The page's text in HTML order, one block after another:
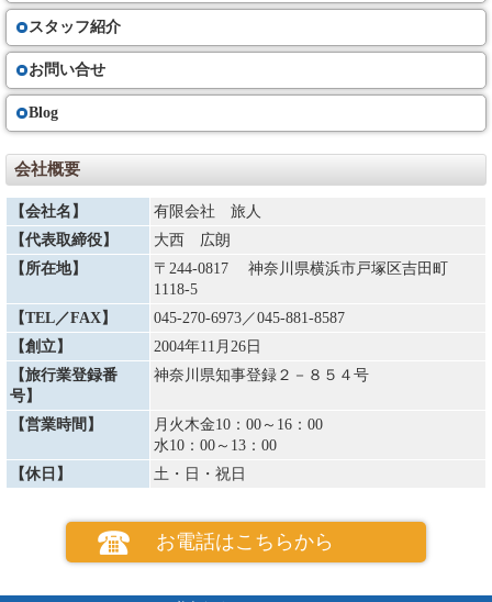
お客様の交替
（７）お客さまは、当社の承諾を得て、契約上の地位を第三者に譲り渡す
ことができます。場合によっては、所定の手数料を頂く事がございます。
旅行契約内容・代金の変更
の中止、官公署の命令、当初の運行計画によらない運送サービスの提供そ
の他の当社の関与できない事由が生じた場合、契約内容を変更することが
あります。またその変更に伴い旅行代金を変更することがあります。著し
い経済情勢の変動により通常予想される程度を大幅に超えて利用する運送
機関の運賃・料金の改定があった場合は、旅行代金を変更することがあり
ます。増額の場合は旅行開始日の前日から起算してさかのぼって１５日目
にあたる日より前にお知らせします。
②複数人数で宿泊施設等を利用する場合、申し込んだお客様の一方が契約
を解除したために旅行代金を増額する場合、契約を解除したお客様から取
消料を申し受けるほか、参加されるお客様から追加代金を申し受けます。
③減額する場合は運賃・料金の減少額だけ旅行代金を減額します。なお、
払戻すべき金額が生じる場合は、契約書面に記載した旅行終了日の翌日か
ら起算して30日以内に払戻しいたします。
お客様による旅行契約の解除
（８）お客様は、下記の取消料を支払って旅行契約を解除することができ
ます。
①取消料の対象となる旅行代金とは表記の旅行代金に追加代金を加え
た合計額です。
スタッフ紹介
お問い合せ
Blog
会社概要
【会社名】
有限会社 旅人
【代表取締役】
大西 広朗
【所在地】
〒244-0817 神奈川県横浜市戸塚区吉田町
1118-5
【TEL／FAX】
045-270-6973／045-881-8587
【創立】
2004年11月26日
【旅行業登録番
号】
神奈川県知事登録２－８５４号
【営業時間】
月火木金10：00～16：00
水10：00～13：00
【休日】
土・日・祝日
お電話はこちらから